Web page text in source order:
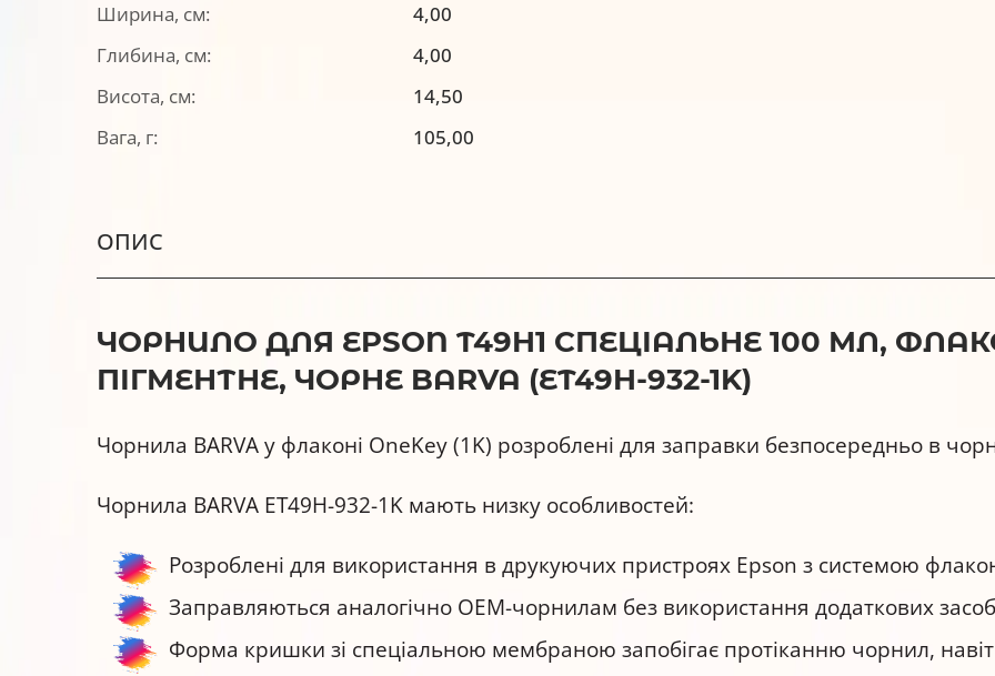
Ширина, см:
4,00
Глибина, см:
4,00
Висота, см:
14,50
Вага, г:
105,00
ОПИС
ЧОРНИЛО ДЛЯ EPSON T49H1 СПЕЦІАЛЬНЕ 100 МЛ,
ПІГМЕНТНЕ, ЧОРНЕ BARVA (ET49H-932-1K)
Чорнила BARVA у флаконі OneKey (1K) розроблені для заправки безпосередньо в
Чорнила BARVA ET49H-932-1K мають низку особливостей:
Розроблені для використання в друкуючих пристроях Epson з системою
Заправляються аналогічно ОЕМ-чорнилам без використання додаткових
Форма кришки зі спеціальною мембраною запобігає протіканню чорнил,